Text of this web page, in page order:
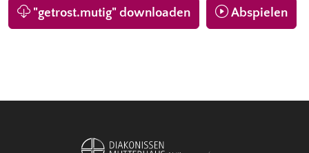
"getrost.mutig" downloaden Abspielen